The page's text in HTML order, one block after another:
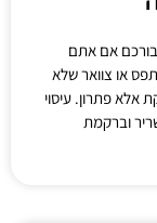
אם אתם
או צוואר שלא
פתרון. עיסוי
וברקמת